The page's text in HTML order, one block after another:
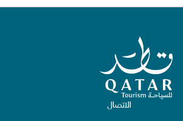
الصفحة الرئيسية لقطر للسياحة
الاتصال